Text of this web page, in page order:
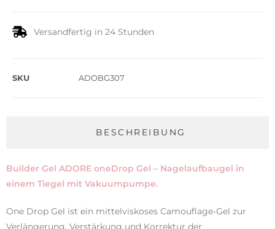
Versandfertig in 24 Stunden
SKU ADOBG307
BESCHREIBUNG
Builder Gel ADORE oneDrop Gel – Nagelaufbaugel in
einem Tiegel mit Vakuumpumpe.
One Drop Gel ist ein mittelviskoses Camouflage-Gel zur
Verlängerung, Verstärkung und Korrektur der